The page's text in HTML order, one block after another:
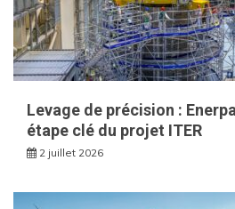
Levage de précision :
étape clé du projet ITER
2 juillet 2026